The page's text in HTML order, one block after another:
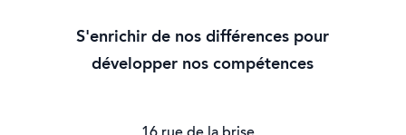
S'enrichir de nos différences pour
développer nos compétences